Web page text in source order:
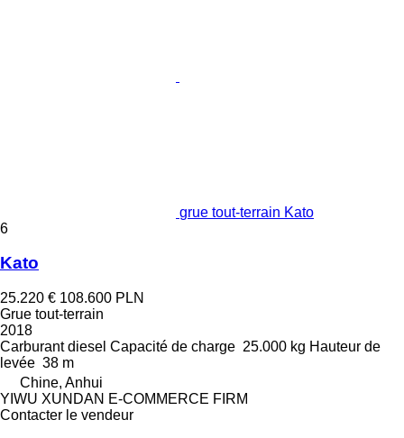
grue tout-terrain Kato
6
Kato
25.220 € 108.600 PLN
Grue tout-terrain
2018
Carburant diesel Capacité de charge 25.000 kg Hauteur de
levée 38 m
Chine, Anhui
YIWU XUNDAN E-COMMERCE FIRM
Contacter le vendeur